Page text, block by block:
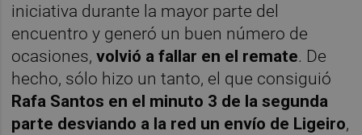
iniciativa durante la mayor parte del
encuentro y generó un buen número de
ocasiones,volvió a fallar en el remate. De
hecho, sólo hizo un tanto, el que consiguió
Rafa Santos en el minuto 3 de la segunda
parte desviando a la red un envío de Ligeiro,